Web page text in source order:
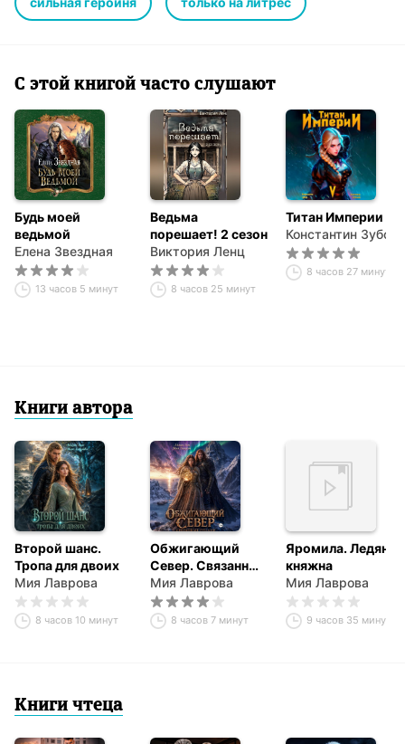
С этой книгой часто слушают
Будь моей
ведьмой
Елена Звездная
13 часов 5 минут
Ведьма
порешает! 2 сезон
Виктория Ленц
8 часов 25 минут
Титан Империи 5
Константин Зубов
8 часов 27 минут
Книги автора
Второй шанс.
Тропа для двоих
Мия Лаврова
8 часов 10 минут
Обжигающий
Север. Связанные
рунами
Мия Лаврова
8 часов 7 минут
Яромила. Ледяная
княжна
Мия Лаврова
9 часов 35 минут
Книги чтеца